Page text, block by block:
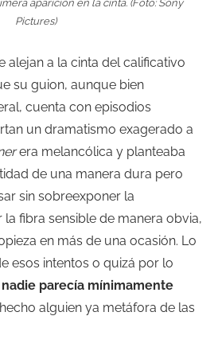
aparición en la cinta. (Foto: Sony
Pictures)
alejan a la cinta del calificativo
su guion, aunque bien
cuenta con episodios
un dramatismo exagerado a
era melancólica y planteaba
de una manera dura pero
sin sobreexponer la
fibra sensible de manera obvia,
en más de una ocasión. Lo
esos intentos o quizá por lo
nadie parecía mínimamente
alguien ya metáfora de las